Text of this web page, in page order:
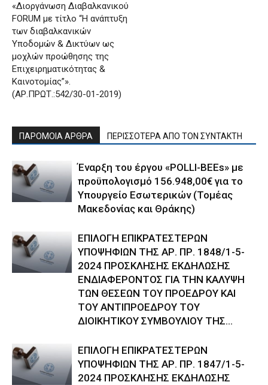
«Διοργάνωση Διαβαλκανικού
FORUM με τίτλο “Η ανάπτυξη
των διαβαλκανικών
Υποδομών & Δικτύων ως
μοχλών προώθησης της
Επιχειρηματικότητας &
Καινοτομίας”».
(ΑΡ.ΠΡΩΤ.:542/30-01-2019)
ΠΑΡΟΜΟΙΑ ΑΡΘΡΑ ΠΕΡΙΣΣΟΤΕΡΑ ΑΠΟ ΤΟΝ ΣΥΝΤΑΚΤΗ
Έναρξη του έργου «POLLI-BEEs» με
προϋπολογισμό 156.948,00€ για το
Υπουργείο Εσωτερικών (Τομέας
Μακεδονίας και Θράκης)
ΕΠΙΛΟΓΗ ΕΠΙΚΡΑΤΕΣΤΕΡΩΝ
ΥΠΟΨΗΦΙΩΝ ΤΗΣ ΑΡ. ΠΡ. 1848/1-5-
2024 ΠΡΟΣΚΛΗΣΗΣ ΕΚΔΗΛΩΣΗΣ
ΕΝΔΙΑΦΕΡΟΝΤΟΣ ΓΙΑ ΤΗΝ ΚΑΛΥΨΗ
ΤΩΝ ΘΕΣΕΩΝ ΤΟΥ ΠΡΟΕΔΡΟΥ ΚΑΙ
ΤΟΥ ΑΝΤΙΠΡΟΕΔΡΟΥ ΤΟΥ
ΔΙΟΙΚΗΤΙΚΟΥ ΣΥΜΒΟΥΛΙΟΥ ΤΗΣ...
ΕΠΙΛΟΓΗ ΕΠΙΚΡΑΤΕΣΤΕΡΩΝ
ΥΠΟΨΗΦΙΩΝ ΤΗΣ ΑΡ. ΠΡ. 1847/1-5-
2024 ΠΡΟΣΚΛΗΣΗΣ ΕΚΔΗΛΩΣΗΣ